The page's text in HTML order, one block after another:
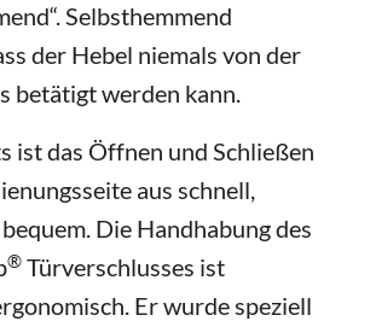
Selbsthemmend
der Hebel niemals von der
betätigt werden kann.
ist das Öffnen und Schließen
aus schnell,
Die Handhabung des
® Türverschlusses ist
Er wurde speziell